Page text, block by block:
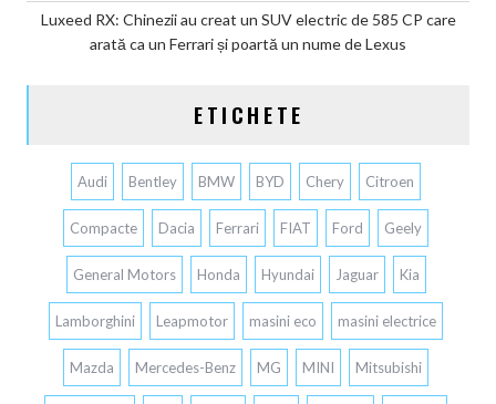
Luxeed RX: Chinezii au creat un SUV electric de 585 CP care
arată ca un Ferrari și poartă un nume de Lexus
ETICHETE
Audi Bentley BMW BYD Chery Citroen
Compacte Dacia Ferrari FIAT Ford Geely
General Motors Honda Hyundai Jaguar Kia
Lamborghini Leapmotor masini eco masini electrice
Mazda Mercedes-Benz MG MINI Mitsubishi